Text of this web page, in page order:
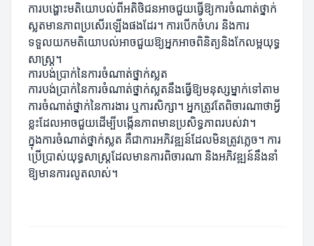
ការបង្ហោះមតិយោបល់ពីអតិថិជនអាចជួយធ្វើឱ្យការចំណាត់ថ្នាក់
ស្លតមានភាពប្រសើរឡើងផងដែរ។ ការបើកចំហរ និងការ
ទទួលយកមតិយោបល់អាចជួយឱ្យអ្នកអាចពិនិត្យនិងកែលម្អយុទ្ធ
សាស្ត្រ។
ការបង់ប្រាក់នៃការចំណាត់ថ្នាក់ស្លត
ការបង់ប្រាក់នៃការចំណាត់ថ្នាក់ស្លតនឹងធ្វើឱ្យមនុស្សម្នាក់ទៅតាម
ការចំណាត់ថ្នាក់នៃការងារ ឬការសិក្សា។ អ្នកត្រូវតែពិចារណាថាអ្វី
ខ្លះដែលអាចជួយដើម្បីបង្កើនភាពមានប្រសិទ្ធភាពរបស់វា។
ក្នុងការចំណាត់ថ្នាក់ស្លត គឺជាការអភិវឌ្ឍន៍ដែលមិនត្រូវភ្លេច។ ការ
ប្រើប្រាស់យុទ្ធសាស្ត្រដែលមានការពិចារណា និងអភិវឌ្ឍន៍នឹងនាំ
ឱ្យមានការលូតលាស់។